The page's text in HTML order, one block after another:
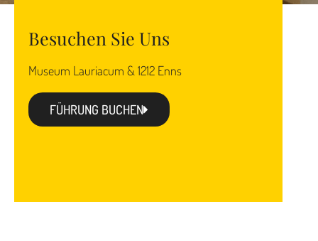
Besuchen Sie Uns
Museum Lauriacum & 1212 Enns
FÜHRUNG BUCHEN